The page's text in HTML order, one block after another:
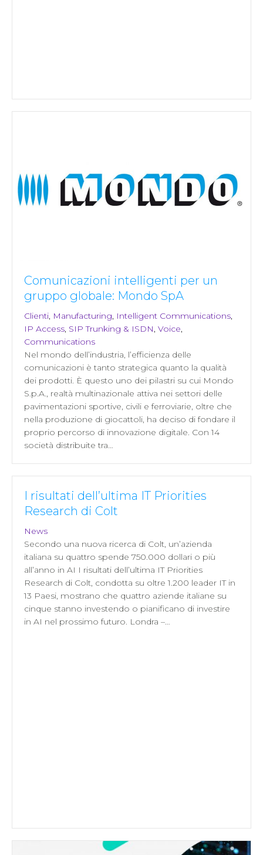
Comunicazioni intelligenti per un
gruppo globale: Mondo SpA
Clienti, Manufacturing, Intelligent Communications,
IP Access, SIP Trunking & ISDN, Voice,
Communications
Nel mondo dell’industria, l’efficienza delle
comunicazioni è tanto strategica quanto la qualità
dei prodotti. È questo uno dei pilastri su cui Mondo
S.p.A., realtà multinazionale attiva nei settori delle
pavimentazioni sportive, civili e ferroviarie, oltre che
nella produzione di giocattoli, ha deciso di fondare il
proprio percorso di innovazione digitale. Con 14
società distribuite tra…
I risultati dell’ultima IT Priorities
Research di Colt
News
Secondo una nuova ricerca di Colt, un’azienda
italiana su quattro spende 750.000 dollari o più
all’anno in AI I risultati dell’ultima IT Priorities
Research di Colt, condotta su oltre 1.200 leader IT in
13 Paesi, mostrano che quattro aziende italiane su
cinque stanno investendo o pianificano di investire
in AI nel prossimo futuro. Londra –…